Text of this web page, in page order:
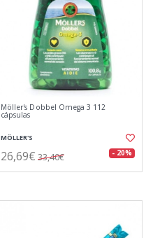
Möller's Dobbel Omega 3 112
cápsulas
MÖLLER'S
26,69€ 33,40€ - 20%